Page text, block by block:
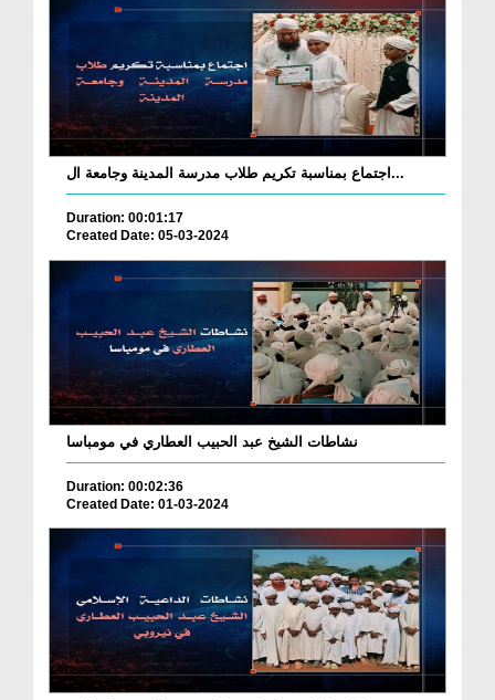
اجتماع بمناسبة تكريم طلاب مدرسة المدينة وجامعة ال...
Duration: 00:01:17
Created Date: 05-03-2024
نشاطات الشيخ عبد الحبيب العطاري في مومباسا
Duration: 00:02:36
Created Date: 01-03-2024